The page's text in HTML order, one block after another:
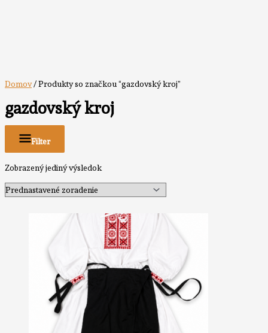
Domov/ Produkty so značkou “gazdovský kroj”
gazdovský kroj
Filter
Zobrazený jediný výsledok